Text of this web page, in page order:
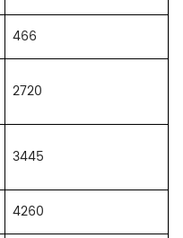
466
2720
3445
4260